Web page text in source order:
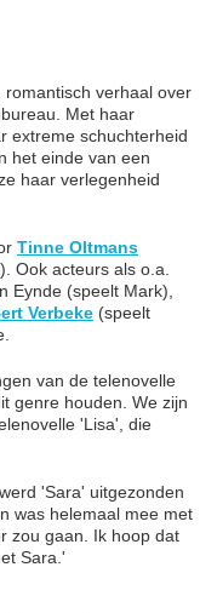
verhaal over
Met haar
extreme schuchterheid
het einde van een
haar verlegenheid
Tinne Oltmans
Ook acteurs als o.a.
Eynde (speelt Mark),
Verbeke (speelt
van de telenovelle
genre houden. We zijn
'Lisa', die
'Sara' uitgezonden
was helemaal mee met
zou gaan. Ik hoop dat
Sara.'